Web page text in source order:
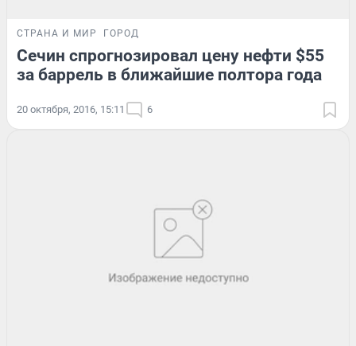
СТРАНА И МИР ГОРОД
Сечин спрогнозировал цену нефти $55
за баррель в ближайшие полтора года
20 октября, 2016, 15:11 6